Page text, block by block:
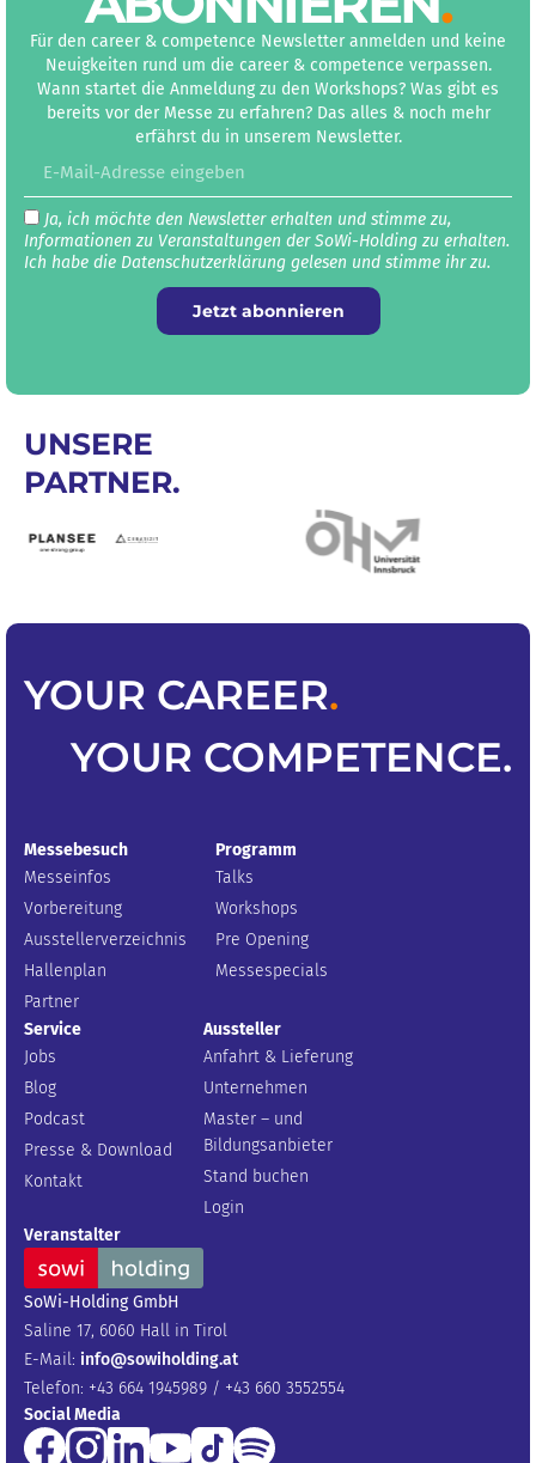
Für den career & competence Newsletter anmelden und keine
Neuigkeiten rund um die career & competence verpassen.
Wann startet die Anmeldung zu den Workshops? Was gibt es
bereits vor der Messe zu erfahren? Das alles & noch mehr
erfährst du in unserem Newsletter.
Ja, ich möchte den Newsletter erhalten und stimme zu,
Informationen zu Veranstaltungen der SoWi-Holding zu erhalten.
Ich habe die Datenschutz­erklärung gelesen und stimme ihr zu.
Jetzt abonnieren
UNSERE
PARTNER.
YOUR CAREER.
YOUR COMPETENCE.
Messebesuch
Messeinfos
Vorbereitung
Ausstellerverzeichnis
Hallenplan
Partner
Programm
Talks
Workshops
Pre Opening
Messespecials
Service
Jobs
Blog
Podcast
Presse & Download
Kontakt
Aussteller
Anfahrt & Lieferung
Unternehmen
Master – und
Bildungsanbieter
Stand buchen
Login
Veranstalter
SoWi-Holding GmbH
Saline 17, 6060 Hall in Tirol
E-Mail: info@sowiholding.at
Telefon: +43 664 1945989 / +43 660 3552554
Social Media